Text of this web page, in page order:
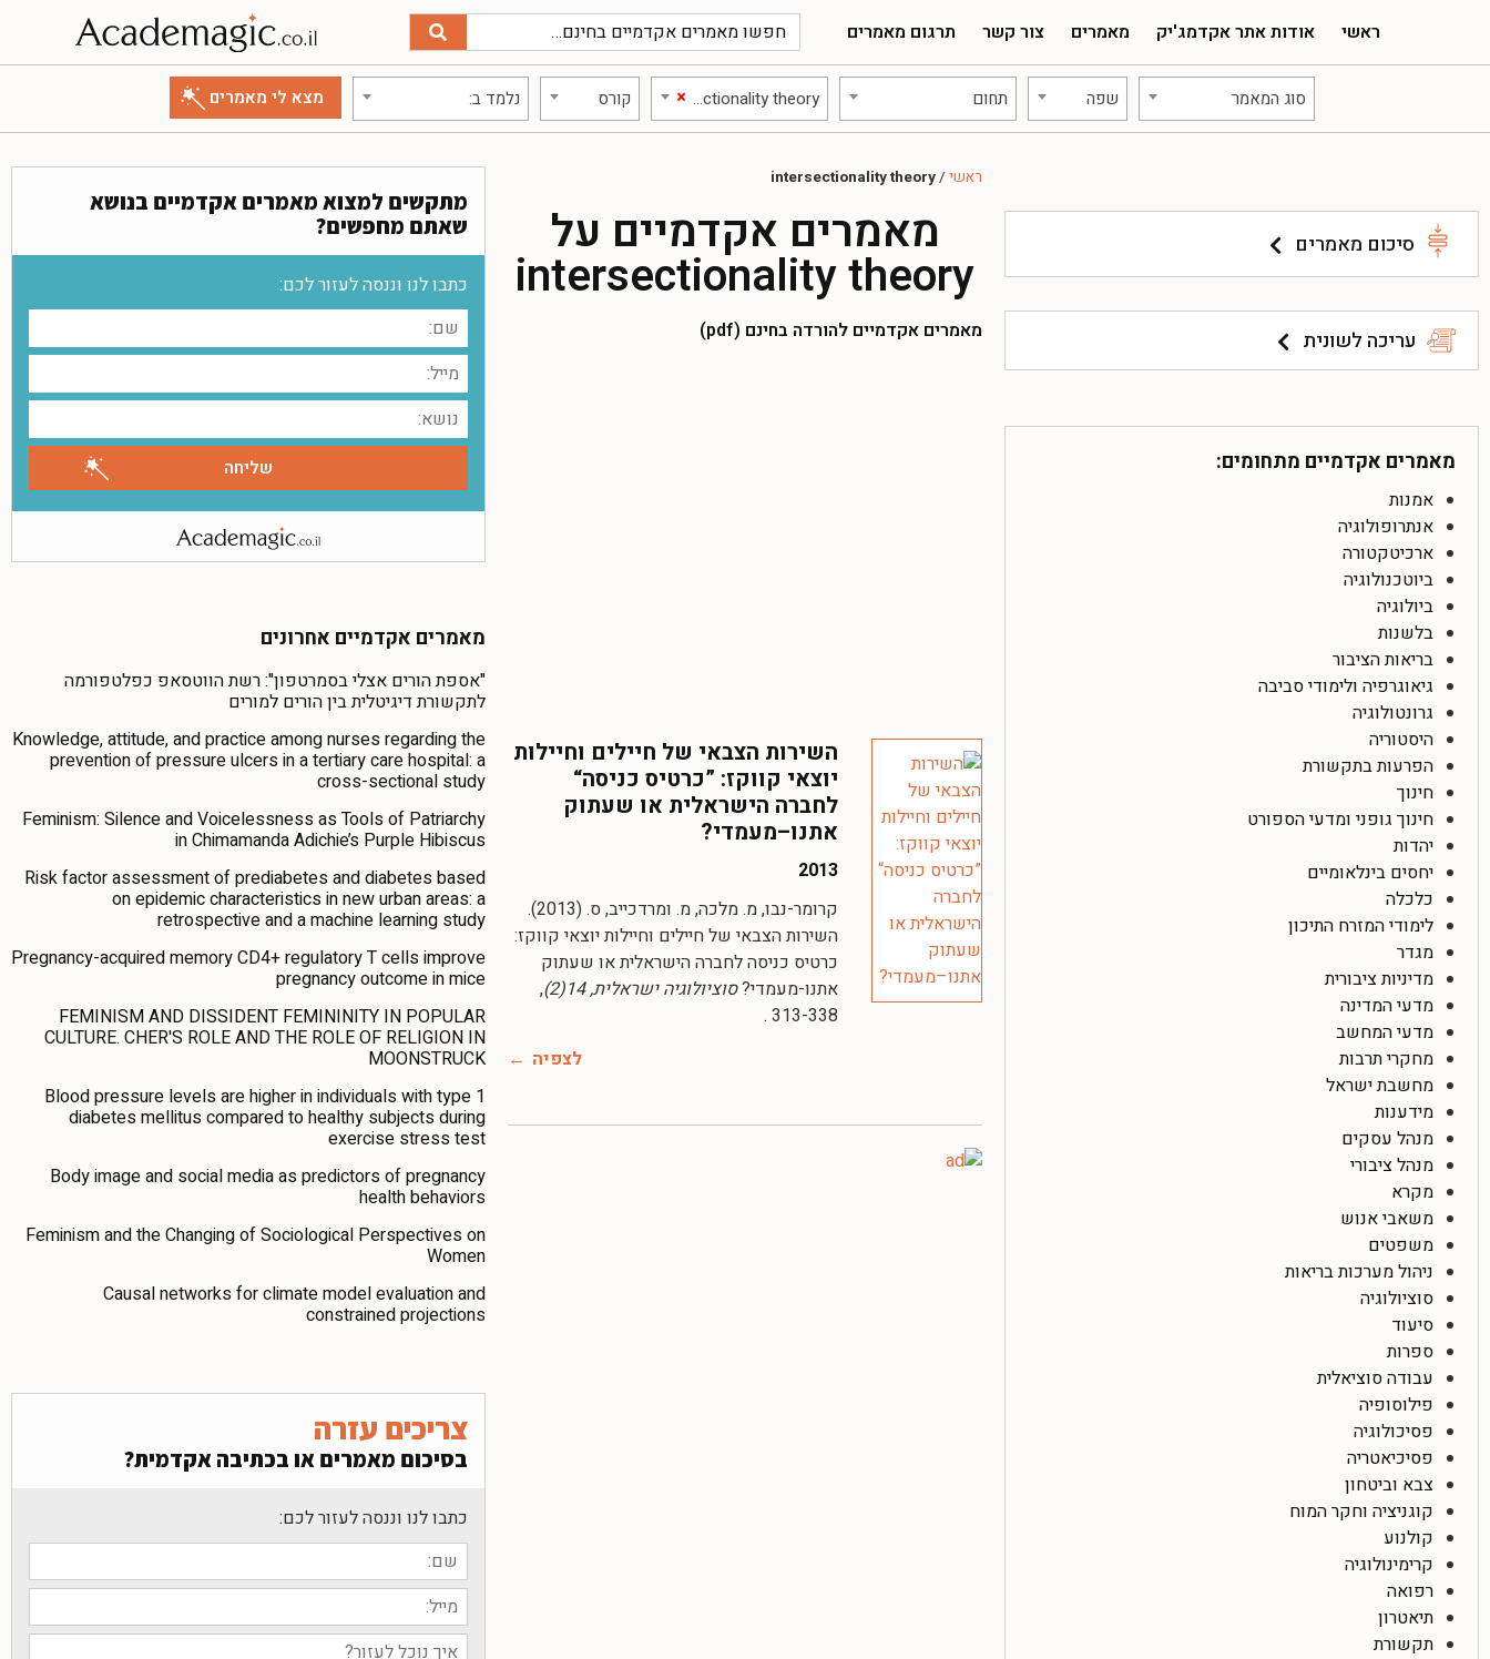
ראשי אודות אתר אקדמג'יק מאמרים צור קשר תרגום מאמרים
סוג המאמר שפה תחום × intersectionality theory קורס נלמד ב:
סיכום מאמרים
עריכה לשונית
מאמרים אקדמיים מתחומים:
אמנות
אנתרופולוגיה
ארכיטקטורה
ביוטכנולוגיה
ביולוגיה
בלשנות
בריאות הציבור
גיאוגרפיה ולימודי סביבה
גרונטולוגיה
היסטוריה
הפרעות בתקשורת
חינוך
חינוך גופני ומדעי הספורט
יהדות
יחסים בינלאומיים
כלכלה
לימודי המזרח התיכון
מגדר
מדיניות ציבורית
מדעי המדינה
מדעי המחשב
מחקרי תרבות
מחשבת ישראל
מידענות
מנהל עסקים
מנהל ציבורי
מקרא
משאבי אנוש
משפטים
ניהול מערכות בריאות
סוציולוגיה
סיעוד
ספרות
עבודה סוציאלית
פילוסופיה
פסיכולוגיה
פסיכיאטריה
צבא וביטחון
קוגניציה וחקר המוח
קולנוע
קרימינולוגיה
רפואה
תיאטרון
תקשורת
ראשי/
intersectionality theory
מאמרים אקדמיים על
intersectionality theory
מאמרים אקדמיים להורדה בחינם (pdf)
השירות הצבאי של חיילים וחיילות
יוצאי קווקז: ”כרטיס כניסה“
לחברה הישראלית או שעתוק
אתנו–מעמדי?
2013
קרומר-נבו, מ. מלכה, מ. ומרדכייב, ס. (2013).
השירות הצבאי של חיילים וחיילות יוצאי קווקז:
כרטיס כניסה לחברה הישראלית או שעתוק
אתנו-מעמדי?סוציולוגיה ישראלית, 14(2)
,
313-338 .
לצפיה
מתקשים למצוא מאמרים אקדמיים בנושא
שאתם מחפשים?
כתבו לנו וננסה לעזור לכם:
מאמרים אקדמיים אחרונים
"אספת הורים אצלי בסמרטפון": רשת הווטסאפ כפלטפורמה
לתקשורת דיגיטלית בין הורים למורים
Knowledge, attitude, and practice among nurses regarding the
prevention of pressure ulcers in a tertiary care hospital: a
cross-sectional study
Feminism: Silence and Voicelessness as Tools of Patriarchy
in Chimamanda Adichie’s Purple Hibiscus
Risk factor assessment of prediabetes and diabetes based
on epidemic characteristics in new urban areas: a
retrospective and a machine learning study
Pregnancy-acquired memory CD4+ regulatory T cells improve
pregnancy outcome in mice
FEMINISM AND DISSIDENT FEMININITY IN POPULAR
CULTURE. CHER'S ROLE AND THE ROLE OF RELIGION IN
MOONSTRUCK
Blood pressure levels are higher in individuals with type 1
diabetes mellitus compared to healthy subjects during
exercise stress test
Body image and social media as predictors of pregnancy
health behaviors
Feminism and the Changing of Sociological Perspectives on
Women
Causal networks for climate model evaluation and
constrained projections
צריכים עזרה
בסיכום מאמרים או בכתיבה אקדמית?
כתבו לנו וננסה לעזור לכם: